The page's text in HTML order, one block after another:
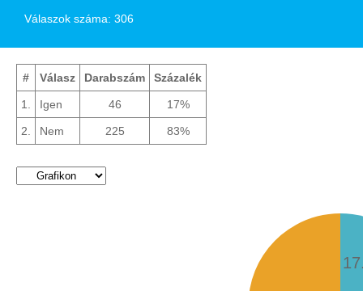
Válaszok száma: 306
# Válasz Darabszám Százalék
1. Igen 46 17%
2. Nem 225 83%